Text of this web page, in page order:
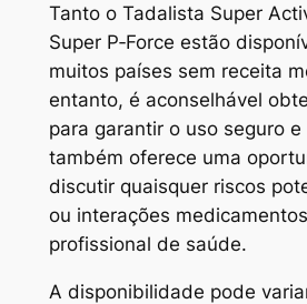
Tanto o Tadalista Super
Super P‑Force estão
muitos países sem receita
entanto, é aconselhável
para garantir o uso seguro
também oferece uma
discutir quaisquer riscos
ou interações
profissional de saúde.
A disponibilidade pode